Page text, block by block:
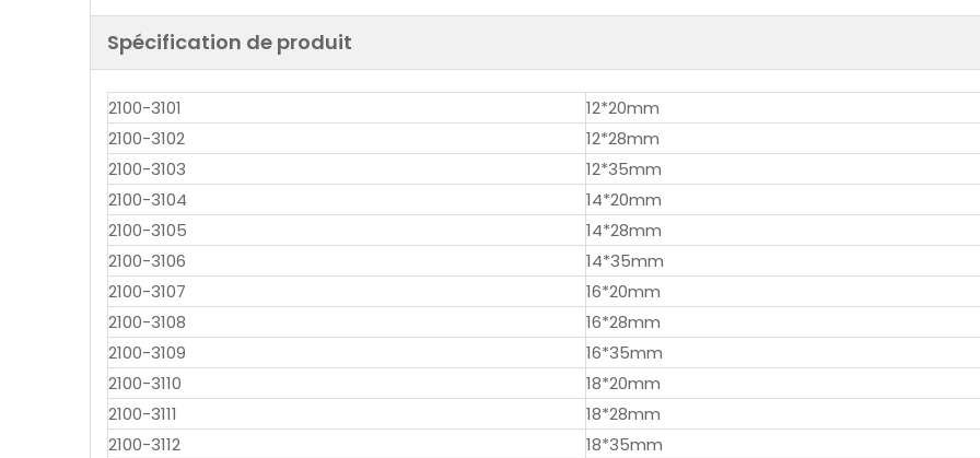
Spécification de produit
2100-3101
12*20mm
2100-3102
12*28mm
2100-3103
12*35mm
2100-3104
14*20mm
2100-3105
14*28mm
2100-3106
14*35mm
2100-3107
16*20mm
2100-3108
16*28mm
2100-3109
16*35mm
2100-3110
18*20mm
2100-3111
18*28mm
2100-3112
18*35mm